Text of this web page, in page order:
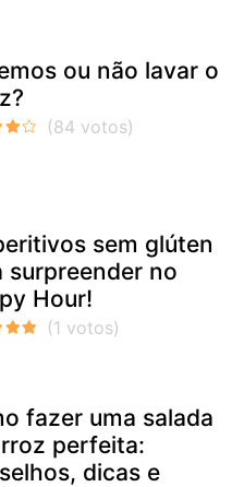
ou não lavar o
sem glúten
surpreender no
Hour!
fazer uma salada
perfeita:
dicas e